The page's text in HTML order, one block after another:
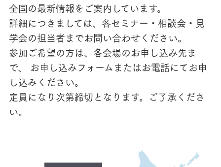
全国の最新情報をご案内しています。
詳細につきましては、各セミナー・相談会・見
学会の担当者までお問い合わせください。
参加ご希望の方は、各会場のお申し込み先ま
で、 お申し込みフォームまたはお電話にてお申
し込みください。
定員になり次第締切となります。ご了承くださ
い。